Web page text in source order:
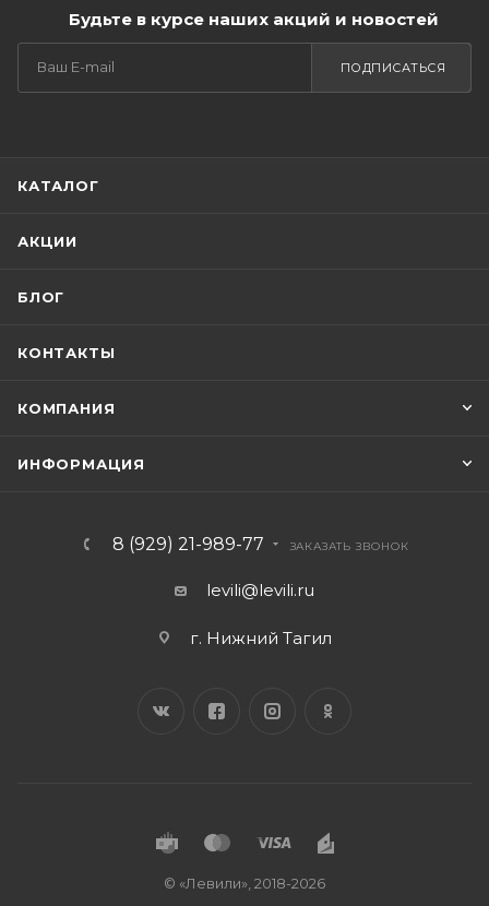
Будьте в курсе наших акций и новостей
ПОДПИСАТЬСЯ
КАТАЛОГ
АКЦИИ
БЛОГ
КОНТАКТЫ
КОМПАНИЯ
ИНФОРМАЦИЯ
8 (929) 21-989-77 ЗАКАЗАТЬ ЗВОНОК
levili@levili.ru
г. Нижний Тагил
© «Левили», 2018-2026